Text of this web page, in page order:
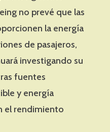
no prevé que las
la energía
de pasajeros,
investigando su
fuentes
y energía
el rendimiento